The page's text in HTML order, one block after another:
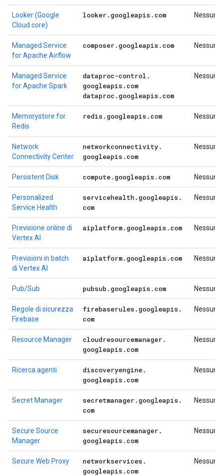
Looker (Google
Cloud core)
looker . googleapis . com Nessuno
Managed Service
for Apache Airflow
composer . googleapis . com Nessuno
Managed Service
for Apache Spark
dataproc-control .
googleapis . com
dataproc . googleapis . com
Nessuno
Memorystore for
Redis
redis . googleapis . com Nessuno
Network
Connectivity Center
networkconnectivity.
googleapis . com
Nessuno
Persistent Disk compute. googleapis . com Nessuno
Personalized
Service Health
servicehealth . googleapis .
com
Nessuno
Previsione online di
Vertex AI
aiplatform. googleapis . com Nessuno
Previsioni in batch
di Vertex AI
aiplatform. googleapis . com Nessuno
Pub/Sub pubsub . googleapis . com Nessuno
Regole di sicurezza
Firebase
firebaserules . googleapis .
com
Nessuno
Resource Manager cloudresourcemanager .
googleapis . com
Nessuno
Ricerca agenti discoveryengine.
googleapis . com
Nessuno
Secret Manager secretmanager . googleapis .
com
Nessuno
Secure Source
Manager
securesourcemanager .
googleapis . com
Nessuno
Secure Web Proxy networkservices .
googleapis . com
Nessuno